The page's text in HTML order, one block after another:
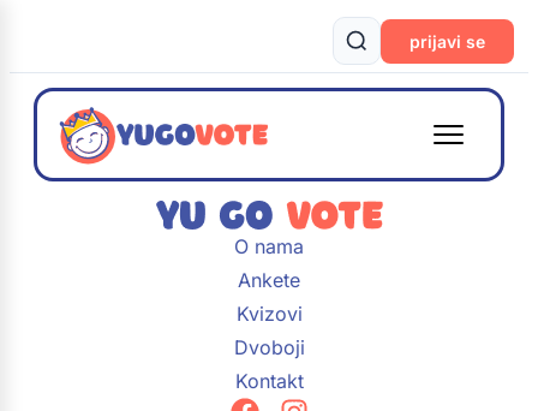
prijavi se
O nama
Ankete
Kvizovi
Dvoboji
Kontakt